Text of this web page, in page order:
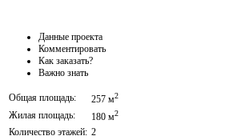
Данные проекта
Комментировать
Как заказать?
Важно знать
Общая площадь: 257 м2
Жилая площадь: 180 м2
Количество этажей: 2